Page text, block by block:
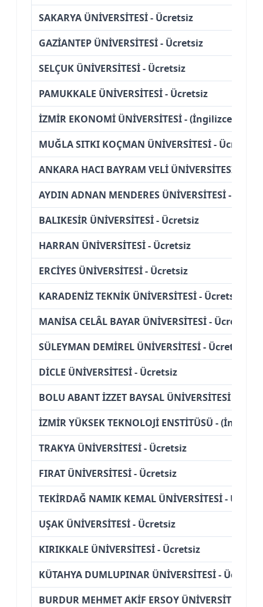
SAKARYA ÜNİVERSİTESİ - Ücretsiz
GAZİANTEP ÜNİVERSİTESİ - Ücretsiz
SELÇUK ÜNİVERSİTESİ - Ücretsiz
PAMUKKALE ÜNİVERSİTESİ - Ücretsiz
İZMİR EKONOMİ ÜNİVERSİTESİ - (İngilizce)
MUĞLA SITKI KOÇMAN ÜNİVERSİTESİ - Ücretsiz
ANKARA HACI BAYRAM VELİ ÜNİVERSİTESİ -
AYDIN ADNAN MENDERES ÜNİVERSİTESİ -
BALIKESİR ÜNİVERSİTESİ - Ücretsiz
HARRAN ÜNİVERSİTESİ - Ücretsiz
ERCİYES ÜNİVERSİTESİ - Ücretsiz
KARADENİZ TEKNİK ÜNİVERSİTESİ - Ücretsiz
MANİSA CELÂL BAYAR ÜNİVERSİTESİ - Ücretsiz
SÜLEYMAN DEMİREL ÜNİVERSİTESİ - Ücretsiz
DİCLE ÜNİVERSİTESİ - Ücretsiz
BOLU ABANT İZZET BAYSAL ÜNİVERSİTESİ -
İZMİR YÜKSEK TEKNOLOJİ ENSTİTÜSÜ -
TRAKYA ÜNİVERSİTESİ - Ücretsiz
FIRAT ÜNİVERSİTESİ - Ücretsiz
TEKİRDAĞ NAMIK KEMAL ÜNİVERSİTESİ -
UŞAK ÜNİVERSİTESİ - Ücretsiz
KIRIKKALE ÜNİVERSİTESİ - Ücretsiz
KÜTAHYA DUMLUPINAR ÜNİVERSİTESİ - Ücretsiz
BURDUR MEHMET AKİF ERSOY ÜNİVERSİTESİ -